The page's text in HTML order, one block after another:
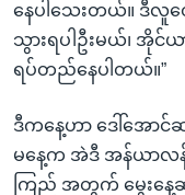
နေပါသေးတယ်။ ဒီလူ
သွားရပါဦးမယ်၊ အို
ရပ်တည်နေပါတယ်။”
ဒီကနေ့ဟာ ဒေါ်အောင်
မနေ့က အဲဒီ အန်ယာလ
ကြည် အတွက် မွေးနေ့